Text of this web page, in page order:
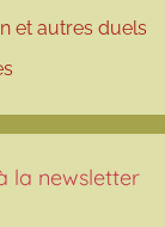
et autres duels
la newsletter